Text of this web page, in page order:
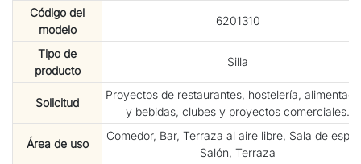
Código del
modelo
6201310
Tipo de
producto
Silla
Solicitud
Proyectos de restaurantes, hostelería,
y bebidas, clubes y proyectos comerciales.
Área de uso
Comedor, Bar, Terraza al aire libre, Sala de
Salón, Terraza